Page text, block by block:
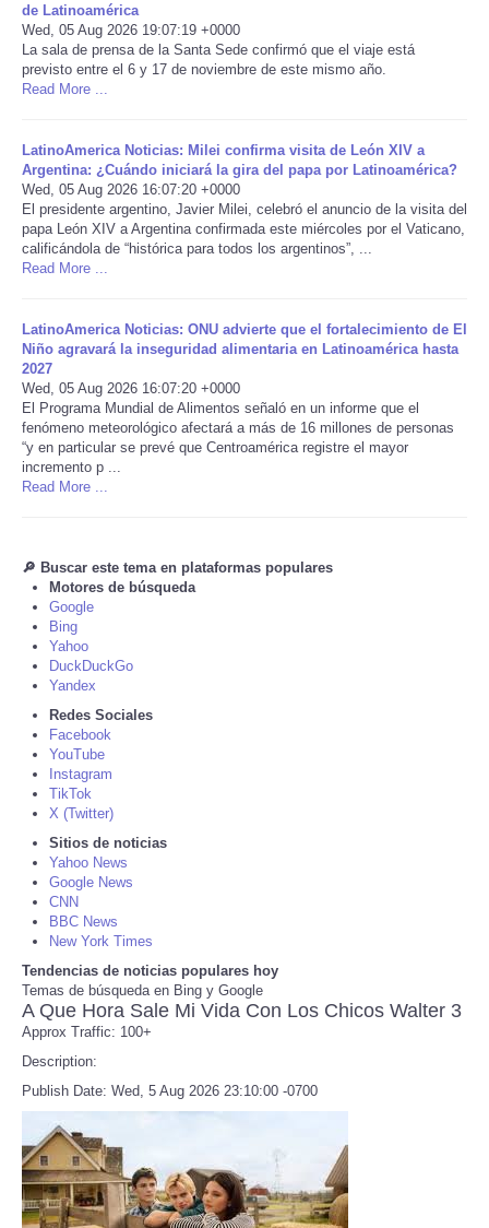
Portada de Noticias
America Latina
Deportes
EEUU
Internacionales
Negocios
Salud
Tiempo
CATEGORIES
CARTOONS
CONTACT
SEARCH
SHOPPING
Daily Deals
RobinsPost Store
Refund Policy
de Latinoamérica
Wed, 05 Aug 2026 19:07:19 +0000
La sala de prensa de la Santa Sede confirmó que el viaje está
previsto entre el 6 y 17 de noviembre de este mismo año.
Read More ...
LatinoAmerica Noticias: Milei confirma visita de León XIV a
Argentina: ¿Cuándo iniciará la gira del papa por Latinoamérica?
Wed, 05 Aug 2026 16:07:20 +0000
El presidente argentino, Javier Milei, celebró el anuncio de la visita del
papa León XIV a Argentina confirmada este miércoles por el Vaticano,
calificándola de “histórica para todos los argentinos”, ...
Read More ...
LatinoAmerica Noticias: ONU advierte que el fortalecimiento de El
Niño agravará la inseguridad alimentaria en Latinoamérica hasta
2027
Wed, 05 Aug 2026 16:07:20 +0000
El Programa Mundial de Alimentos señaló en un informe que el
fenómeno meteorológico afectará a más de 16 millones de personas
“y en particular se prevé que Centroamérica registre el mayor
incremento p ...
Read More ...
🔎 Buscar este tema en plataformas populares
Motores de búsqueda
Google
Bing
Yahoo
DuckDuckGo
Yandex
Redes Sociales
Facebook
YouTube
Instagram
TikTok
X (Twitter)
Sitios de noticias
Yahoo News
Google News
CNN
BBC News
New York Times
Tendencias de noticias populares hoy
Temas de búsqueda en Bing y Google
A Que Hora Sale Mi Vida Con Los Chicos Walter 3
Approx Traffic: 100+
Description:
Publish Date: Wed, 5 Aug 2026 23:10:00 -0700